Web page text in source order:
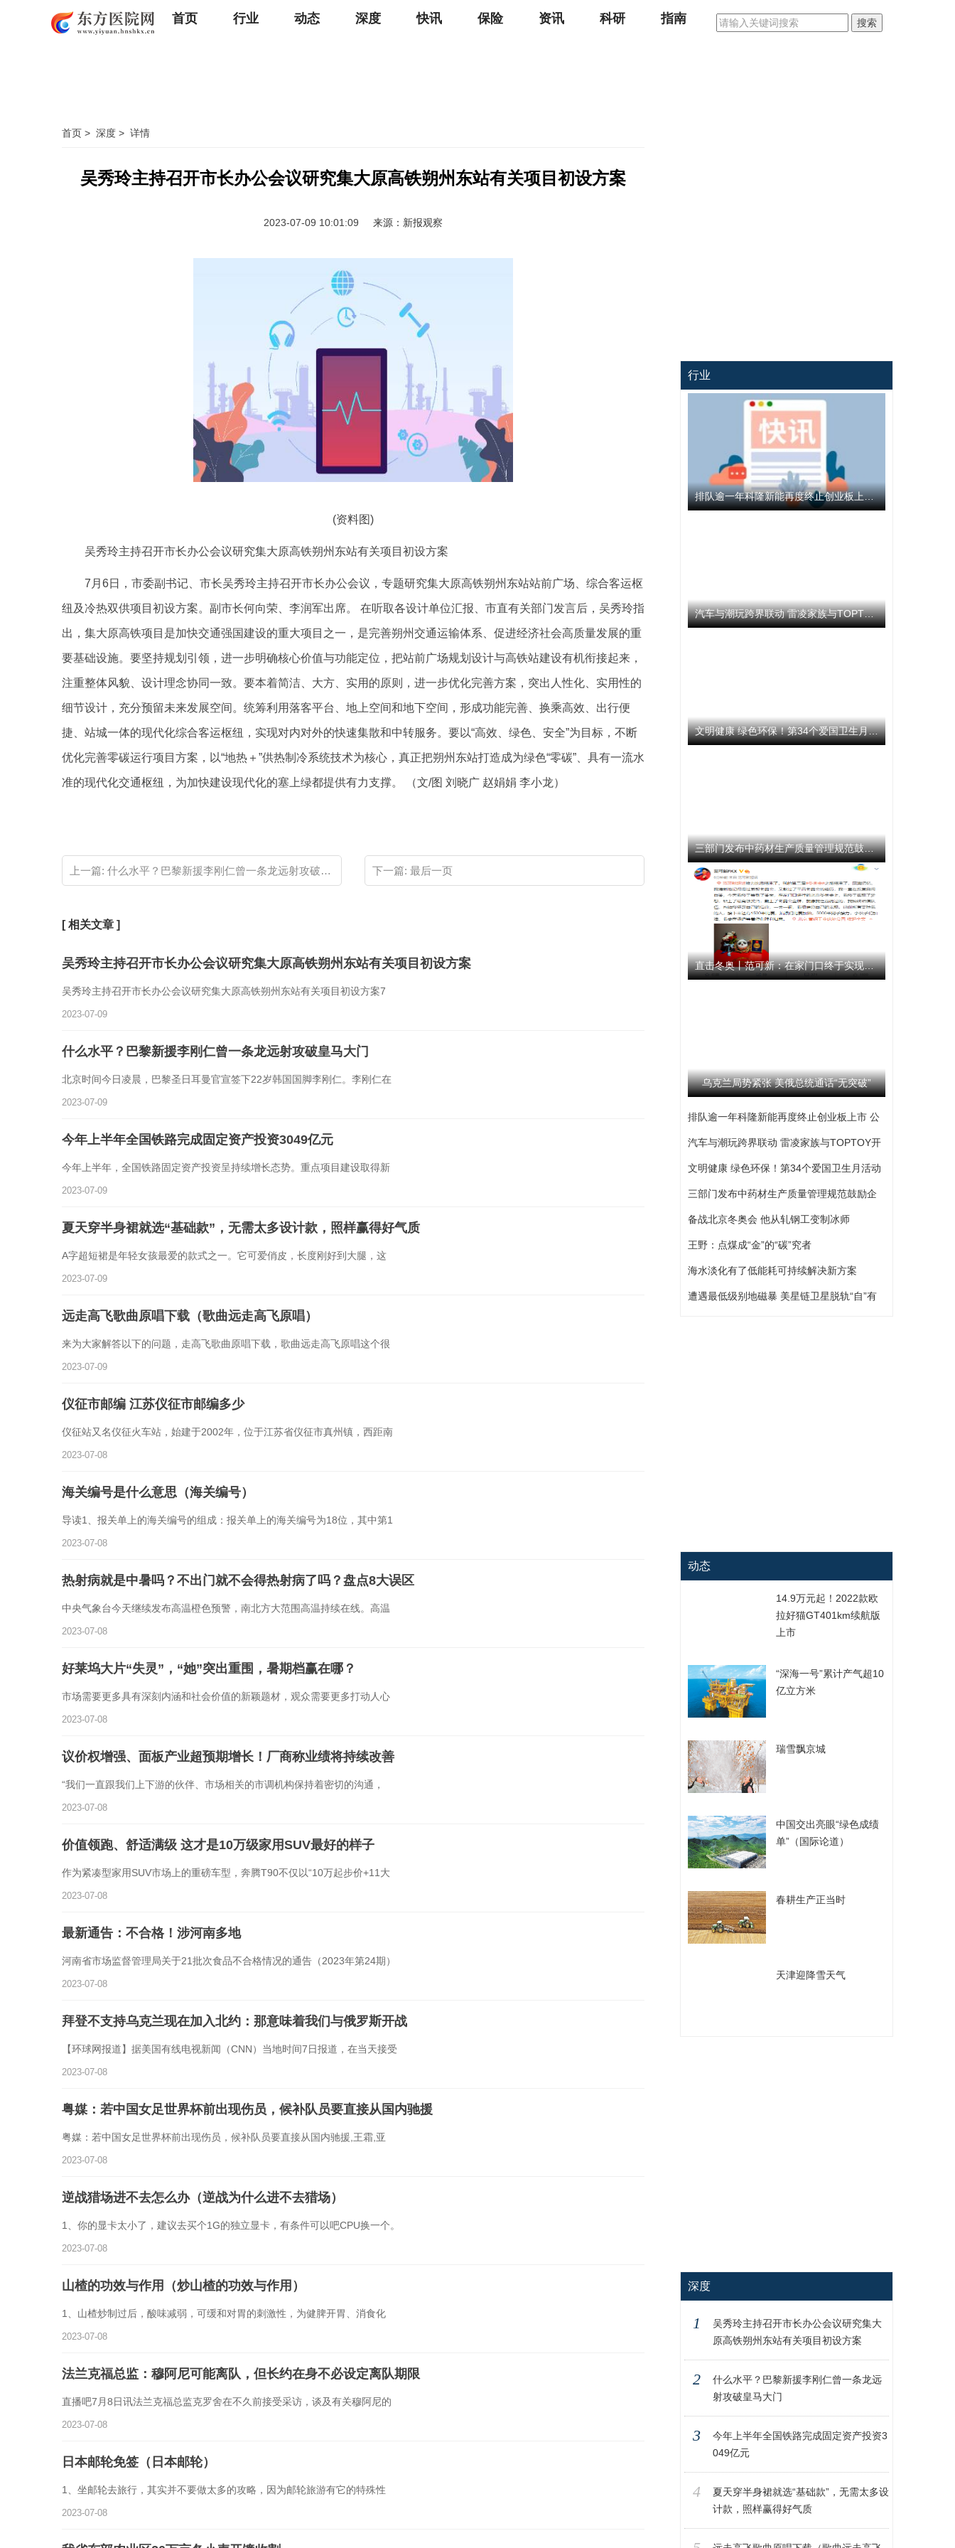
首页 行业 动态 深度 快讯 保险 资讯 科研 指南 搜索
首页 > 深度 > 详情
吴秀玲主持召开市长办公会议研究集大原高铁朔州东站有关项目初设方案
2023-07-09 10:01:09 来源：新报观察
(资料图)
吴秀玲主持召开市长办公会议研究集大原高铁朔州东站有关项目初设方案
7月6日，市委副书记、市长吴秀玲主持召开市长办公会议，专题研究集大原高铁朔州东站站前广场、综合客运枢
纽及冷热双供项目初设方案。副市长何向荣、李润军出席。 在听取各设计单位汇报、市直有关部门发言后，吴秀玲指
出，集大原高铁项目是加快交通强国建设的重大项目之一，是完善朔州交通运输体系、促进经济社会高质量发展的重
要基础设施。要坚持规划引领，进一步明确核心价值与功能定位，把站前广场规划设计与高铁站建设有机衔接起来，
注重整体风貌、设计理念协同一致。要本着简洁、大方、实用的原则，进一步优化完善方案，突出人性化、实用性的
细节设计，充分预留未来发展空间。统筹利用落客平台、地上空间和地下空间，形成功能完善、换乘高效、出行便
捷、站城一体的现代化综合客运枢纽，实现对内对外的快速集散和中转服务。要以“高效、绿色、安全”为目标，不断
优化完善零碳运行项目方案，以“地热＋”供热制冷系统技术为核心，真正把朔州东站打造成为绿色“零碳”、具有一流水
准的现代化交通枢纽，为加快建设现代化的塞上绿都提供有力支撑。 （文/图 刘晓广 赵娟娟 李小龙）
上一篇: 什么水平？巴黎新援李刚仁曾一条龙远射攻破皇马大门‍ 下一篇:最后一页
[ 相关文章 ]
吴秀玲主持召开市长办公会议研究集大原高铁朔州东站有关项目初设方案
吴秀玲主持召开市长办公会议研究集大原高铁朔州东站有关项目初设方案7
2023-07-09
什么水平？巴黎新援李刚仁曾一条龙远射攻破皇马大门‍
北京时间今日凌晨，巴黎圣日耳曼官宣签下22岁韩国国脚李刚仁。李刚仁在
2023-07-09
今年上半年全国铁路完成固定资产投资3049亿元
今年上半年，全国铁路固定资产投资呈持续增长态势。重点项目建设取得新
2023-07-09
夏天穿半身裙就选“基础款”，无需太多设计款，照样赢得好气质
A字超短裙是年轻女孩最爱的款式之一。它可爱俏皮，长度刚好到大腿，这
2023-07-09
远走高飞歌曲原唱下载（歌曲远走高飞原唱）
来为大家解答以下的问题，走高飞歌曲原唱下载，歌曲远走高飞原唱这个很
2023-07-09
仪征市邮编 江苏仪征市邮编多少
仪征站又名仪征火车站，始建于2002年，位于江苏省仪征市真州镇，西距南
2023-07-08
海关编号是什么意思（海关编号）
导读1、报关单上的海关编号的组成：报关单上的海关编号为18位，其中第1
2023-07-08
热射病就是中暑吗？不出门就不会得热射病了吗？盘点8大误区
中央气象台今天继续发布高温橙色预警，南北方大范围高温持续在线。高温
2023-07-08
好莱坞大片“失灵”，“她”突出重围，暑期档赢在哪？
市场需要更多具有深刻内涵和社会价值的新颖题材，观众需要更多打动人心
2023-07-08
议价权增强、面板产业超预期增长！厂商称业绩将持续改善
“我们一直跟我们上下游的伙伴、市场相关的市调机构保持着密切的沟通，
2023-07-08
​价值领跑、舒适满级 这才是10万级家用SUV最好的样子
作为紧凑型家用SUV市场上的重磅车型，奔腾T90不仅以“10万起步价+11大
2023-07-08
最新通告：不合格！涉河南多地
河南省市场监督管理局关于21批次食品不合格情况的通告（2023年第24期）
2023-07-08
拜登不支持乌克兰现在加入北约：那意味着我们与俄罗斯开战
【环球网报道】据美国有线电视新闻（CNN）当地时间7日报道，在当天接受
2023-07-08
粤媒：若中国女足世界杯前出现伤员，候补队员要直接从国内驰援
粤媒：若中国女足世界杯前出现伤员，候补队员要直接从国内驰援,王霜,亚
2023-07-08
逆战猎场进不去怎么办（逆战为什么进不去猎场）
1、你的显卡太小了，建议去买个1G的独立显卡，有条件可以吧CPU换一个。
2023-07-08
山楂的功效与作用（炒山楂的功效与作用）
1、山楂炒制过后，酸味减弱，可缓和对胃的刺激性，为健脾开胃、消食化
2023-07-08
法兰克福总监：穆阿尼可能离队，但长约在身不必设定离队期限
直播吧7月8日讯法兰克福总监克罗舍在不久前接受采访，谈及有关穆阿尼的
2023-07-08
日本邮轮免签（日本邮轮）
1、坐邮轮去旅行，其实并不要做太多的攻略，因为邮轮旅游有它的特殊性
2023-07-08
行业
排队逾一年科隆新能再度终止创业板上市 公司撤回发行上市申请文件
汽车与潮玩跨界联动 雷凌家族与TOPTOY开启跨界联名合作
文明健康 绿色环保！第34个爱国卫生月活动启动
三部门发布中药材生产质量管理规范鼓励企业开展选育
直击冬奥丨范可新：在家门口终于实现了梦想 我始终相信队伍
乌克兰局势紧张 美俄总统通话“无突破”
排队逾一年科隆新能再度终止创业板上市 公
司撤回发行上市申请文件
汽车与潮玩跨界联动 雷凌家族与TOPTOY开
启跨界联名合作
文明健康 绿色环保！第34个爱国卫生月活动
启动
三部门发布中药材生产质量管理规范鼓励企
业开展选育
备战北京冬奥会 他从轧钢工变制冰师
王野：点煤成“金”的“碳”究者
海水淡化有了低能耗可持续解决新方案
遭遇最低级别地磁暴 美星链卫星脱轨“自”有
动态
​14.9万元起！2022款欧
拉好猫GT401km续航版
上市
​“深海一号”累计产气超10
亿立方米
​瑞雪飘京城
​中国交出亮眼“绿色成绩
单”（国际论道）
​春耕生产正当时
​天津迎降雪天气
深度
1
吴秀玲主持召开市长办公会议研究集大
原高铁朔州东站有关项目初设方案
2
什么水平？巴黎新援李刚仁曾一条龙远
射攻破皇马大门‍
3
今年上半年全国铁路完成固定资产投资3
049亿元
4
夏天穿半身裙就选“基础款”，无需太多设
计款，照样赢得好气质